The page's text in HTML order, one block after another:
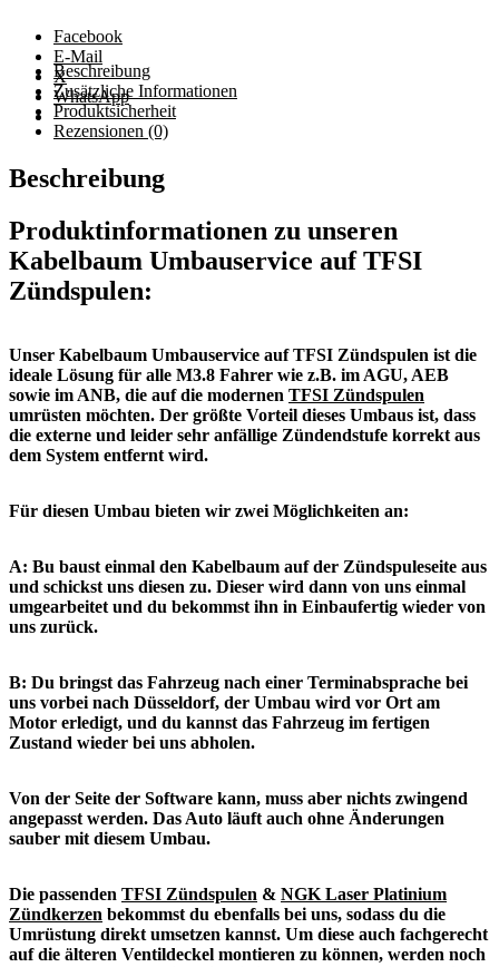
Facebook
E-Mail
X
WhatsApp
Beschreibung
Zusätzliche Informationen
Produktsicherheit
Rezensionen (0)
Beschreibung
Produktinformationen zu unseren
Kabelbaum Umbauservice auf TFSI
Zündspulen:
Unser Kabelbaum Umbauservice auf TFSI Zündspulen ist die
ideale Lösung für alle M3.8 Fahrer wie z.B. im AGU, AEB
sowie im ANB, die auf die modernen TFSI Zündspulen
umrüsten möchten. Der größte Vorteil dieses Umbaus ist, dass
die externe und leider sehr anfällige Zündendstufe korrekt aus
dem System entfernt wird.
Für diesen Umbau bieten wir zwei Möglichkeiten an:
A: Bu baust einmal den Kabelbaum auf der Zündspuleseite aus
und schickst uns diesen zu. Dieser wird dann von uns einmal
umgearbeitet und du bekommst ihn in Einbaufertig wieder von
uns zurück.
B: Du bringst das Fahrzeug nach einer Terminabsprache bei
uns vorbei nach Düsseldorf, der Umbau wird vor Ort am
Motor erledigt, und du kannst das Fahrzeug im fertigen
Zustand wieder bei uns abholen.
Von der Seite der Software kann, muss aber nichts zwingend
angepasst werden. Das Auto läuft auch ohne Änderungen
sauber mit diesem Umbau.
Die passenden TFSI Zündspulen & NGK Laser Platinium
Zündkerzen bekommst du ebenfalls bei uns, sodass du die
Umrüstung direkt umsetzen kannst. Um diese auch fachgerecht
auf die älteren Ventildeckel montieren zu können, werden noch